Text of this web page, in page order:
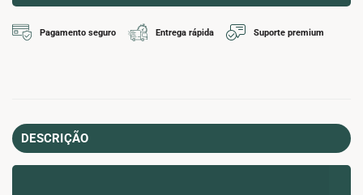
Pagamento seguro Entrega rápida Suporte premium
DESCRIÇÃO